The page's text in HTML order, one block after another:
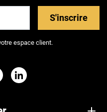
S'inscrire
espace client.